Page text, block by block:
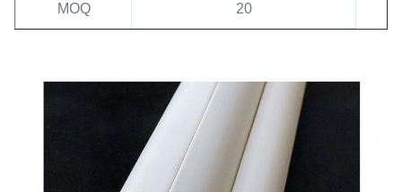
MOQ 20